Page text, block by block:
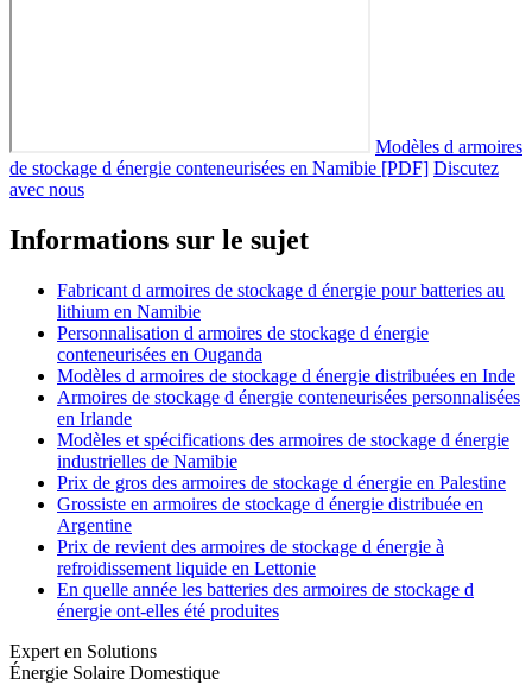
Modèles d armoires
de stockage d énergie conteneurisées en Namibie [PDF] Discutez
avec nous
Informations sur le sujet
Fabricant d armoires de stockage d énergie pour batteries au
lithium en Namibie
Personnalisation d armoires de stockage d énergie
conteneurisées en Ouganda
Modèles d armoires de stockage d énergie distribuées en Inde
Armoires de stockage d énergie conteneurisées personnalisées
en Irlande
Modèles et spécifications des armoires de stockage d énergie
industrielles de Namibie
Prix de gros des armoires de stockage d énergie en Palestine
Grossiste en armoires de stockage d énergie distribuée en
Argentine
Prix de revient des armoires de stockage d énergie à
refroidissement liquide en Lettonie
En quelle année les batteries des armoires de stockage d
énergie ont-elles été produites
Expert en Solutions
Énergie Solaire Domestique